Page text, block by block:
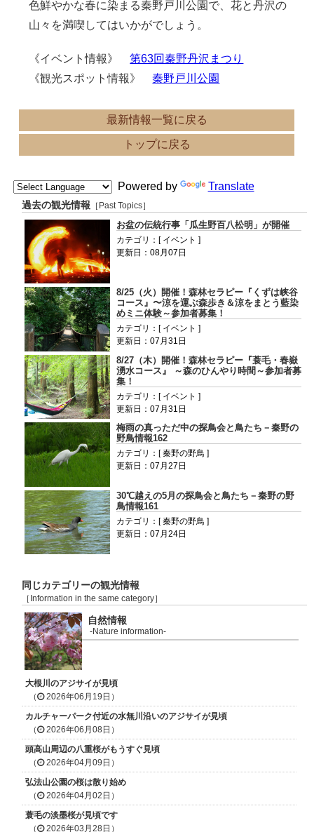
色鮮やかな春に染まる秦野戸川公園で、花と丹沢の
山々を満喫してはいかがでしょう。
《イベント情報》第63回秦野丹沢まつり
《観光スポット情報》秦野戸川公園
最新情報一覧に戻る
トップに戻る
Powered by Translate
過去の観光情報 ［Past Topics］
お盆の伝統行事「瓜生野百八松明」が開催
カテゴリ：[ イベント ]
更新日：08月07日
8/25（火）開催！森林セラピー『くずは峡谷
コース』〜涼を運ぶ森歩き＆涼をまとう藍染
めミニ体験～参加者募集！
カテゴリ：[ イベント ]
更新日：07月31日
8/27（木）開催！森林セラピー『蓑毛・春嶽
湧水コース』 ～森のひんやり時間～参加者募
集！
カテゴリ：[ イベント ]
更新日：07月31日
梅雨の真っただ中の探鳥会と鳥たち－秦野の
野鳥情報162
カテゴリ：[ 秦野の野鳥 ]
更新日：07月27日
30℃越えの5月の探鳥会と鳥たち－秦野の野
鳥情報161
カテゴリ：[ 秦野の野鳥 ]
更新日：07月24日
同じカテゴリーの観光情報
［Information in the same category］
自然情報
-Nature information-
大根川のアジサイが見頃
（
2026年06月19日）
カルチャーパーク付近の水無川沿いのアジサイが見頃
（
2026年06月08日）
頭高山周辺の八重桜がもうすぐ見頃
（
2026年04月09日）
弘法山公園の桜は散り始め
（
2026年04月02日）
蓑毛の淡墨桜が見頃です
（
2026年03月28日）